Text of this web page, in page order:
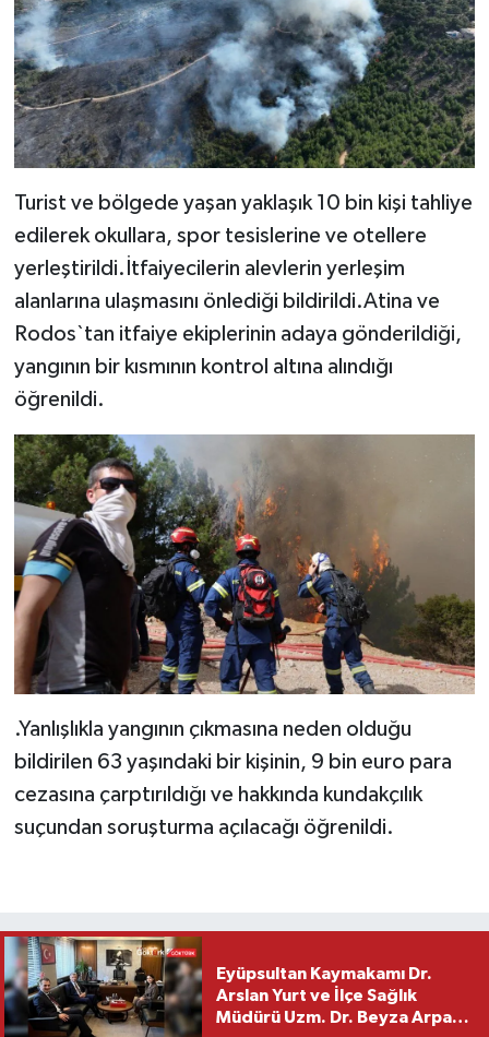
Turist ve bölgede yaşan yaklaşık 10 bin kişi tahliye
edilerek okullara, spor tesislerine ve otellere
yerleştirildi.İtfaiyecilerin alevlerin yerleşim
alanlarına ulaşmasını önlediği bildirildi.Atina ve
Rodos`tan itfaiye ekiplerinin adaya gönderildiği,
yangının bir kısmının kontrol altına alındığı
öğrenildi.
.Yanlışlıkla yangının çıkmasına neden olduğu
bildirilen 63 yaşındaki bir kişinin, 9 bin euro para
cezasına çarptırıldığı ve hakkında kundakçılık
suçundan soruşturma açılacağı öğrenildi.
Eyüpsultan Kaymakamı Dr.
Arslan Yurt ve İlçe Sağlık
Müdürü Uzm. Dr. Beyza Arpacı